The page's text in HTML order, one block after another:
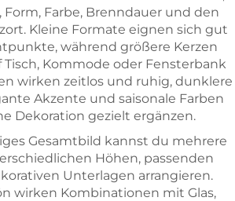
Form, Farbe, Brenndauer und den
Kleine Formate eignen sich gut
während größere Kerzen
Tisch, Kommode oder Fensterbank
wirken zeitlos und ruhig, dunklere
Akzente und saisonale Farben
Dekoration gezielt ergänzen.
Gesamtbild kannst du mehrere
Höhen, passenden
Unterlagen arrangieren.
wirken Kombinationen mit Glas,